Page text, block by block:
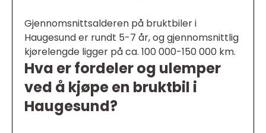
Gjennomsnittsalderen på bruktbiler i
Haugesund er rundt 5-7 år, og gjennomsnittlig
kjørelengde ligger på ca. 100 000-150 000 km.
Hva er fordeler og ulemper
ved å kjøpe en bruktbil i
Haugesund?